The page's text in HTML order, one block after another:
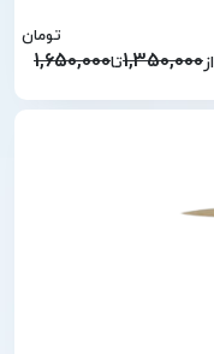
از1,350,000تا1,650,000
تومان